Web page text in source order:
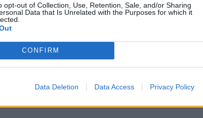
opt-out of Collection, Use, Retention, Sale, and/or Sharing
Data that Is Unrelated with the Purposes for which it
CONFIRM
Data Deletion Data Access Privacy Policy